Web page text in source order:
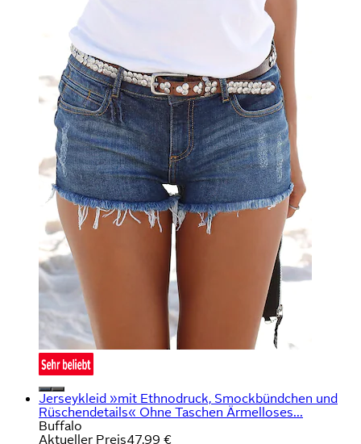
Jerseykleid »mit Ethnodruck, Smockbündchen und
Rüschendetails« Ohne Taschen Ärmelloses...
Buffalo
Aktueller Preis47,99 €